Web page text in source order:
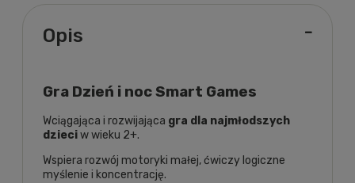
Opis
Gra Dzień i noc Smart Games
Wciągająca i rozwijająca gra dla najmłodszych
dzieciw wieku 2+.
Wspiera rozwój motoryki małej, ćwiczy logiczne
myślenie i koncentrację.